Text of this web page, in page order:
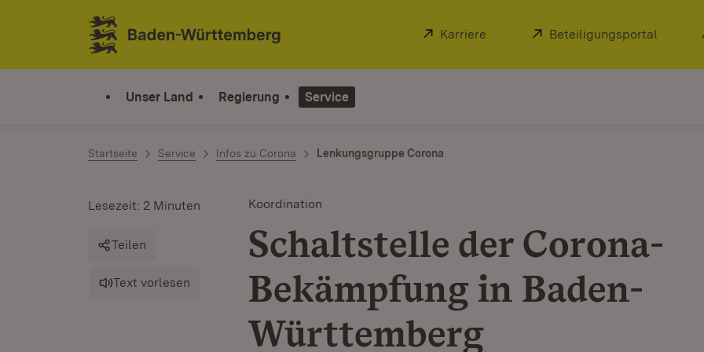
Zum Inhalt springen
Link zur Startseite
Extern:
Karriere (Öffnet in neuem Fenster)
Extern:
Beteiligungsportal
Unser Land Regierung Service
Startseite Service Infos zu Corona Lenkungsgruppe Corona
Koordination
Schaltstelle der Corona-
Bekämpfung in Baden-
Württemberg
Lesezeit: 2 Minuten
Teilen
Text vorlesen